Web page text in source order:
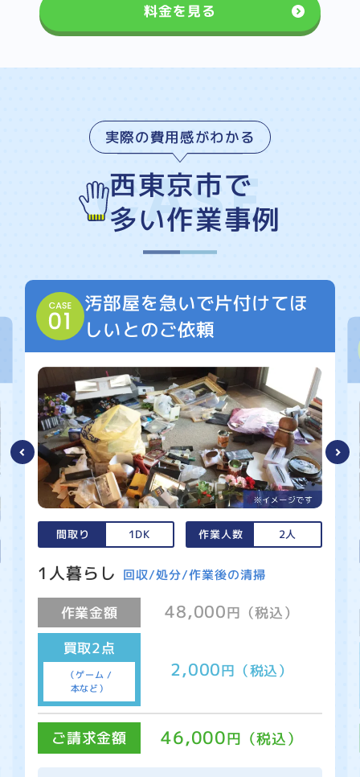
料金を見る
実際の費用感がわかる
西東京市で
多い作業事例
汚部屋を急いで片付けてほ
しいとのご依頼
間取り 1DK 作業人数 2人
1人暮らし 回収/処分/作業後の清掃
作業金額 48,000円（税込）
買取2点
（ゲーム /
本など）
2,000円（税込）
ご請求金額 46,000円（税込）